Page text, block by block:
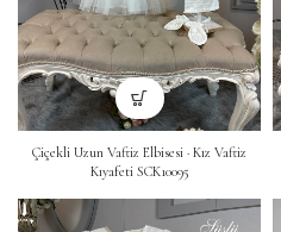
Çiçekli Uzun Vaftiz Elbisesi · Kız Vaftiz
Kıyafeti SCK10095